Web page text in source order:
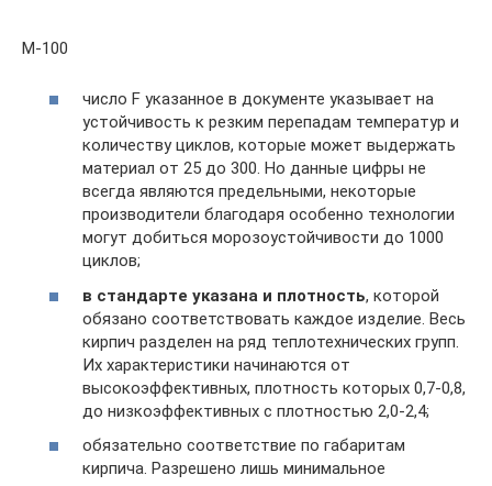
М-100
число F указанное в документе указывает на
устойчивость к резким перепадам температур и
количеству циклов, которые может выдержать
материал от 25 до 300. Но данные цифры не
всегда являются предельными, некоторые
производители благодаря особенно технологии
могут добиться морозоустойчивости до 1000
циклов;
в стандарте указана и плотность, которой
обязано соответствовать каждое изделие. Весь
кирпич разделен на ряд теплотехнических групп.
Их характеристики начинаются от
высокоэффективных, плотность которых 0,7-0,8,
до низкоэффективных с плотностью 2,0-2,4;
обязательно соответствие по габаритам
кирпича. Разрешено лишь минимальное